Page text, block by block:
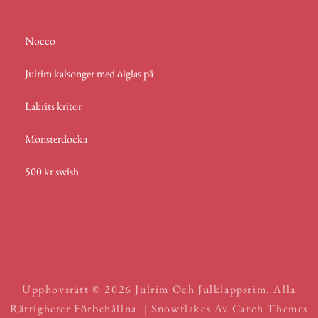
Nocco
Julrim kalsonger med ölglas på
Lakrits kritor
Monsterdocka
500 kr swish
Upphovsrätt © 2026 Julrim Och Julklappsrim. Alla
Rättigheter Förbehållna. | Snowflakes Av Catch Themes